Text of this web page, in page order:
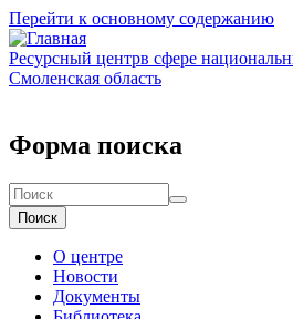
Перейти к основному содержанию
Ресурсный центрв сфере
Смоленская область
Форма поиска
Поиск
О центре
Новости
Документы